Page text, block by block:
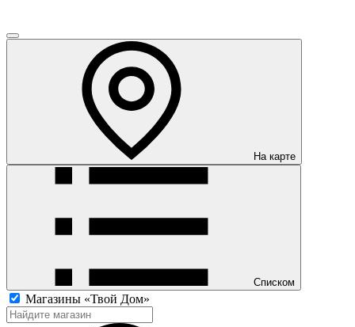
На карте
Списком
Магазины «Твой Дом»